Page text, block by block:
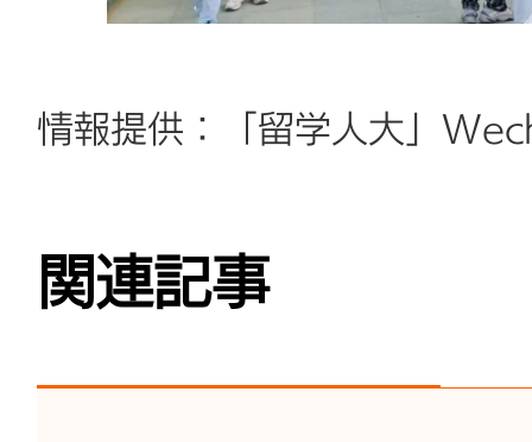
情報提供：「留学人大」
関連記事